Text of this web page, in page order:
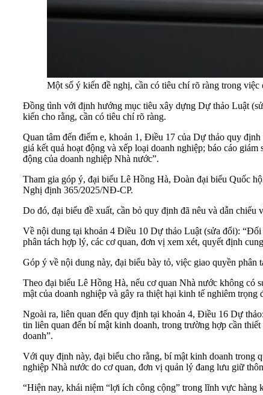
Một số ý kiến đề nghị, cần có tiêu chí rõ ràng trong
Đồng tình với định hướng mục tiêu xây dựng Dự thảo Luật
kiến cho rằng, cần có tiêu chí rõ ràng.
Quan tâm đến điểm e, khoản 1, Điều 17 của Dự thảo quy
giá kết quả hoạt động và xếp loại doanh nghiệp; báo cáo
động của doanh nghiệp Nhà nước”.
Tham gia góp ý, đại biểu Lê Hồng Hà, Đoàn đại biểu Quốc
Nghị định 365/2025/NĐ-CP.
Do đó, đại biểu đề xuất, cần bỏ quy định đã nêu và dẫn
Về nội dung tại khoản 4 Điều 10 Dự thảo Luật (sửa đổi): “Đối
phân tách hợp lý, các cơ quan, đơn vị xem xét, quyết định
Góp ý về nội dung này, đại biểu bày tỏ, việc giao quyền
Theo đại biểu Lê Hồng Hà, nếu cơ quan Nhà nước không có
mật của doanh nghiệp và gây ra thiệt hại kinh tế nghiêm trọng
Ngoài ra, liên quan đến quy định tại khoản 4, Điều 16 Dự
tin liên quan đến bí mật kinh doanh, trong trường hợp cần
doanh”.
Với quy định này, đại biểu cho rằng, bí mật kinh doanh trong
nghiệp Nhà nước do cơ quan, đơn vị quản lý đang lưu giữ
“Hiện nay, khái niệm “lợi ích công cộng” trong lĩnh vực hàng